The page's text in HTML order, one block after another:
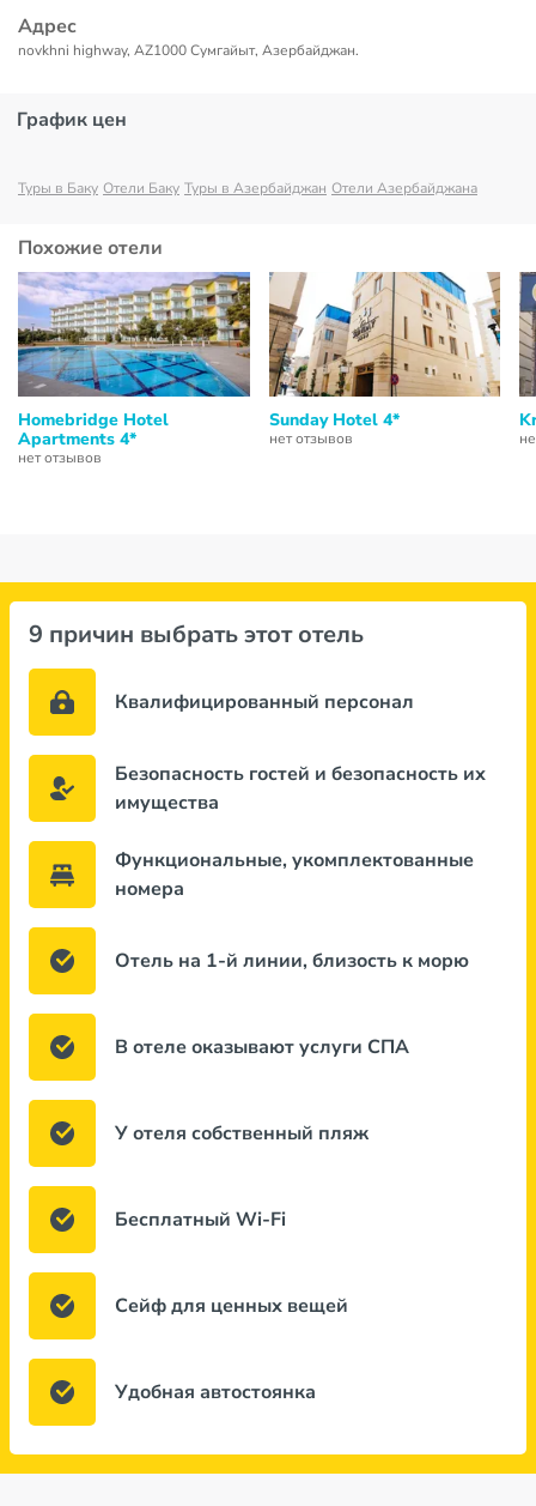
Адрес
novkhni highway, AZ1000 Сумгайыт, Азербайджан.
График цен
Туры в Баку Отели Баку Туры в Азербайджан Отели Азербайджана
Похожие отели
Homebridge Hotel
Apartments 4*
нет отзывов
Sunday Hotel 4*
нет отзывов
9 причин выбрать этот отель
Квалифицированный персонал
Безопасность гостей и безопасность их
имущества
Функциональные, укомплектованные
номера
Отель на 1-й линии, близость к морю
В отеле оказывают услуги СПА
У отеля собственный пляж
Бесплатный Wi-Fi
Сейф для ценных вещей
Удобная автостоянка